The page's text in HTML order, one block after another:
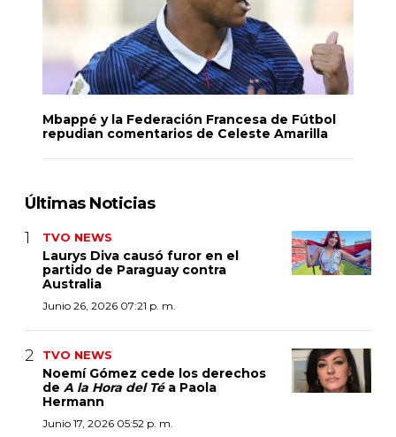
Mbappé y la Federación Francesa de Fútbol
repudian comentarios de Celeste Amarilla
Últimas Noticias
TVO NEWS
Laurys Diva causó furor en el
partido de Paraguay contra
Australia
Junio 26, 2026 07:21 p. m.
TVO NEWS
Noemí Gómez cede los derechos
de A la Hora del Té a Paola
Hermann
Junio 17, 2026 05:52 p. m.